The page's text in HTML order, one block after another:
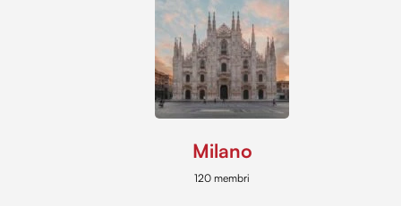
Milano
120 membri